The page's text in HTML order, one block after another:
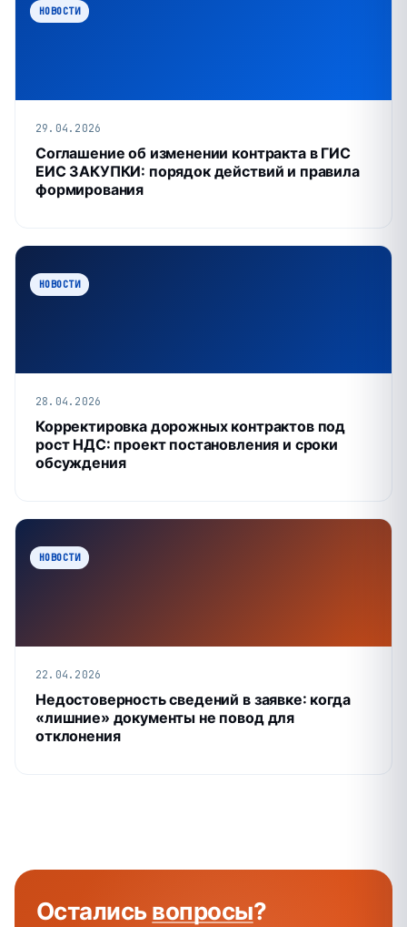
НОВОСТИ
29.04.2026
Соглашение об изменении контракта в ГИС
ЕИС ЗАКУПКИ: порядок действий и правила
формирования
НОВОСТИ
28.04.2026
Корректировка дорожных контрактов под
рост НДС: проект постановления и сроки
обсуждения
НОВОСТИ
22.04.2026
Недостоверность сведений в заявке: когда
«лишние» документы не повод для
отклонения
Осталисьвопросы?